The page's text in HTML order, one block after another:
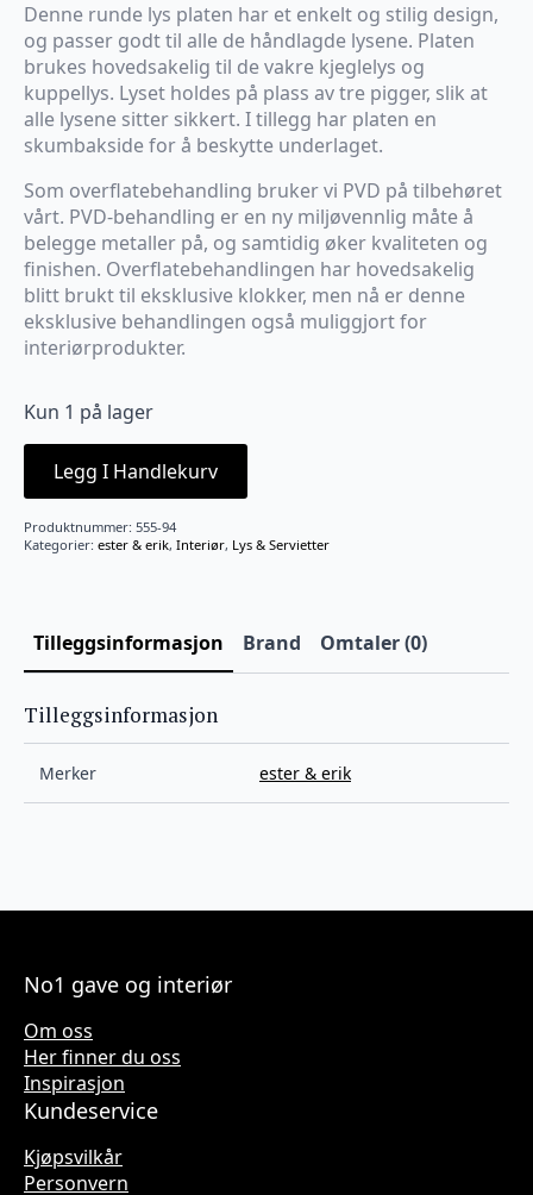
Denne runde lys platen har et enkelt og stilig design,
og passer godt til alle de håndlagde lysene. Platen
brukes hovedsakelig til de vakre kjeglelys og
kuppellys. Lyset holdes på plass av tre pigger, slik at
alle lysene sitter sikkert. I tillegg har platen en
skumbakside for å beskytte underlaget.
Som overflatebehandling bruker vi PVD på tilbehøret
vårt. PVD-behandling er en ny miljøvennlig måte å
belegge metaller på, og samtidig øker kvaliteten og
finishen. Overflatebehandlingen har hovedsakelig
blitt brukt til eksklusive klokker, men nå er denne
eksklusive behandlingen også muliggjort for
interiørprodukter.
Kun 1 på lager
Legg I Handlekurv
Produktnummer: 555-94
Kategorier: ester & erik, Interiør, Lys & Servietter
Tilleggsinformasjon Brand Omtaler (0)
Tilleggsinformasjon
Merker ester & erik
No1 gave og interiør
Om oss
Her finner du oss
Inspirasjon
Kundeservice
Kjøpsvilkår
Personvern